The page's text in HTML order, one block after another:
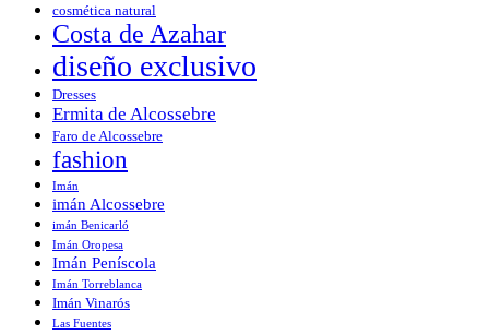
cosmética natural
Costa de Azahar
diseño exclusivo
Dresses
Ermita de Alcossebre
Faro de Alcossebre
fashion
Imán
imán Alcossebre
imán Benicarló
Imán Oropesa
Imán Peníscola
Imán Torreblanca
Imán Vinarós
Las Fuentes